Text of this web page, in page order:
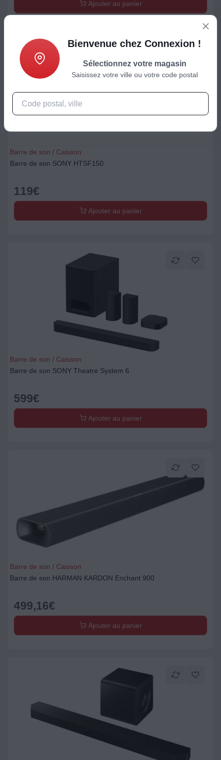
Ajouter au panier
Barre de son / Caisson
Barre de son SONY HTSF150
119€
Ajouter au panier
Barre de son / Caisson
Barre de son SONY Theatre System 6
599€
Ajouter au panier
Barre de son / Caisson
Barre de son HARMAN KARDON Enchant 900
499,16€
Ajouter au panier
Bienvenue chez Connexion !
Sélectionnez votre magasin
Saisissez votre ville ou votre code postal